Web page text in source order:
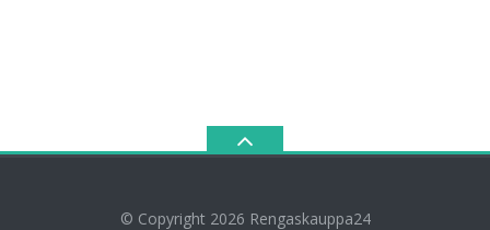
© Copyright 2026 Rengaskauppa24